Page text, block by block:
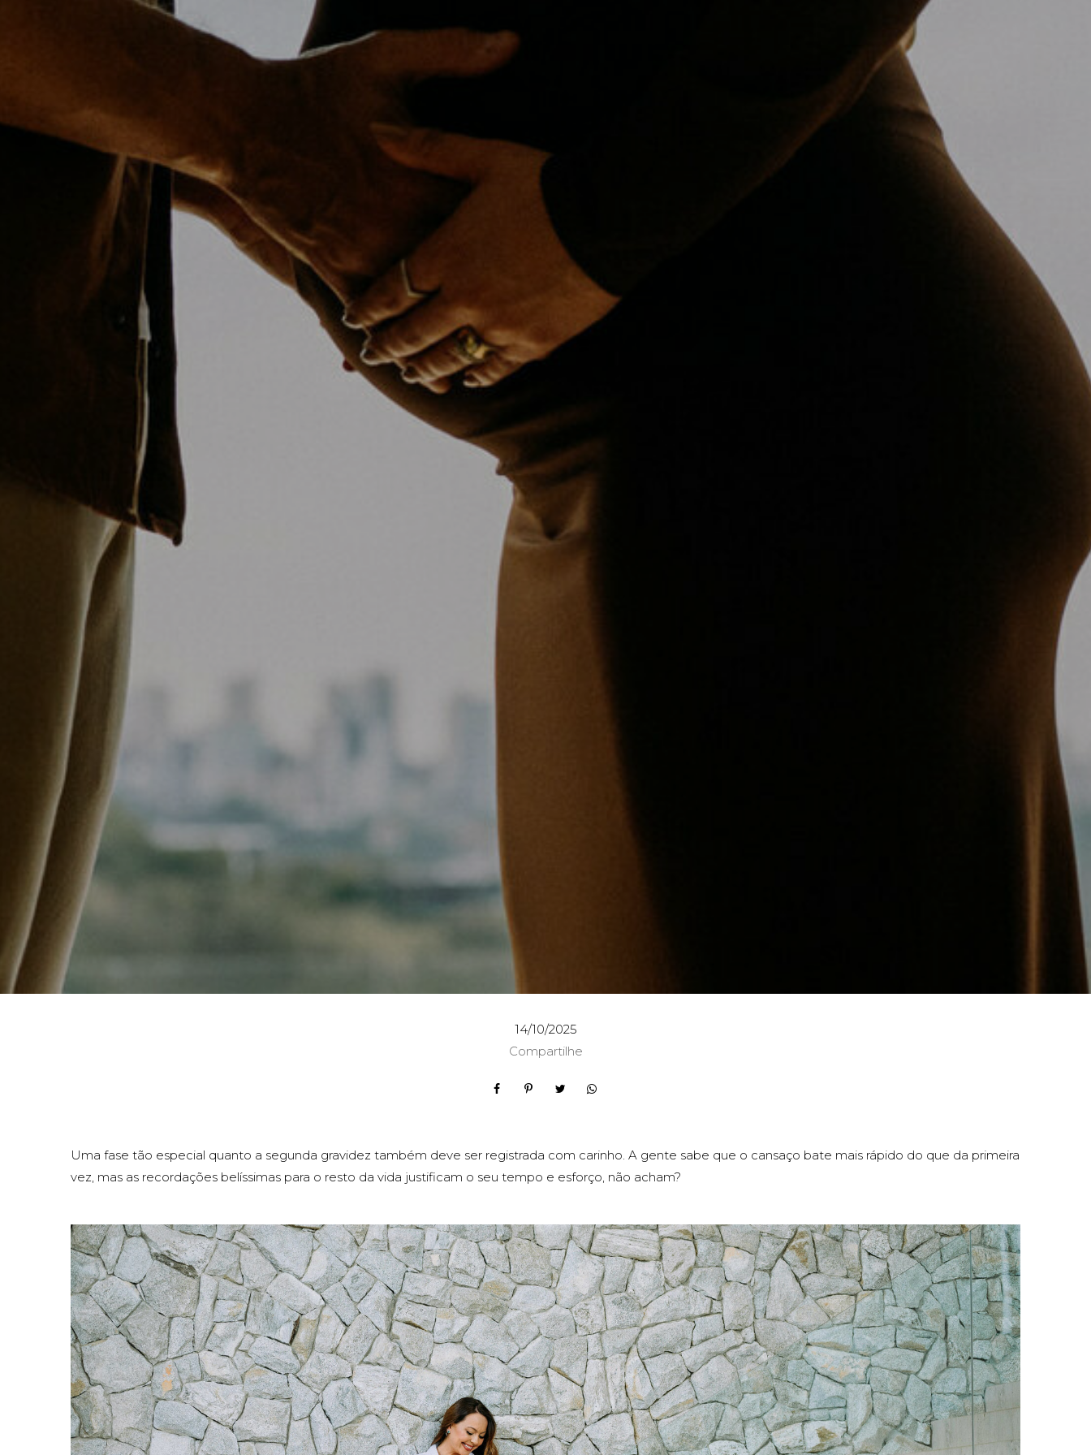
14/10/2025
Compartilhe
Uma fase tão especial quanto a segunda gravidez também deve ser registrada com carinho. A gente sabe que o cansaço bate mais rápido do que da primeira
vez, mas as recordações belíssimas para o resto da vida justificam o seu tempo e esforço, não acham?